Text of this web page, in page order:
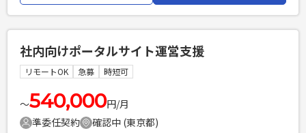
クト活用の提案 ・顧客からのフィードバックを基にした、プ
ロダクトチームへの改善提案 最先端のAIプロダクトを通じて
エンタープライズ企業のビジネス変革を支援し、大型案件に
関われる環境です。 顧客の声を事業やプロダクト開発に反映
しながら、事業成長に主体的に関われる点が大きなやりがい
です。
社内向けポータルサイト運営支援
リモートOK 急募 時短可
〜540,000円/月
準委任契約
確認中 (東京都)